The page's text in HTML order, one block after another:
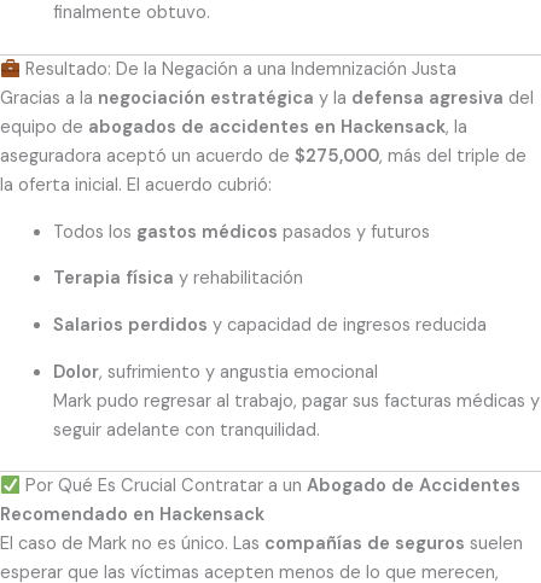
finalmente obtuvo.
Resultado: De la Negación a una Indemnización Justa
Gracias a la negociación estratégica y la defensa agresiva del
equipo de abogados de accidentes en Hackensack, la
aseguradora aceptó un acuerdo de $275,000, más del triple de
la oferta inicial. El acuerdo cubrió:
Todos los gastos médicos pasados y futuros
Terapia física y rehabilitación
Salarios perdidos y capacidad de ingresos reducida
Dolor, sufrimiento y angustia emocional
Mark pudo regresar al trabajo, pagar sus facturas médicas y
seguir adelante con tranquilidad.
Por Qué Es Crucial Contratar a un Abogado de Accidentes
Recomendado en Hackensack
El caso de Mark no es único. Las compañías de seguros suelen
esperar que las víctimas acepten menos de lo que merecen,